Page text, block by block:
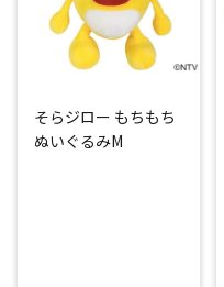
そらジロー もちもち
ぬいぐるみM